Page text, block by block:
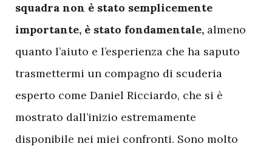
squadra non è stato semplicemente
importante, è stato fondamentale, almeno
quanto l’aiuto e l’esperienza che ha saputo
trasmettermi un compagno di scuderia
esperto come Daniel Ricciardo, che si è
mostrato dall’inizio estremamente
disponibile nei miei confronti. Sono molto